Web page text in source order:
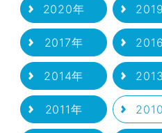
2020年
2017年
2014年
2011年